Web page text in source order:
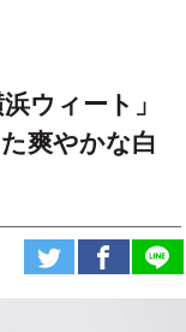
ウィート」
爽やかな白